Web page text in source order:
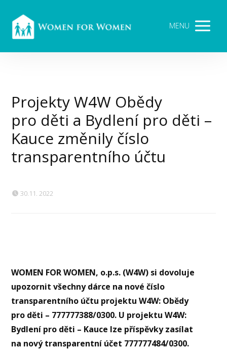
MENU
Projekty W4W Obědy
pro děti a Bydlení pro děti –
Kauce změnily číslo
transparentního účtu
30.11. 2022
WOMEN FOR WOMEN, o.p.s. (W4W) si dovoluje
upozornit všechny dárce na nové číslo
transparentního účtu projektu W4W: Obědy
pro děti – 777777388/0300. U projektu W4W:
Bydlení pro děti – Kauce lze příspěvky zasílat
na nový transparentní účet 777777484/0300.